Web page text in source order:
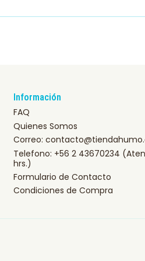
Información
FAQ
Quienes Somos
Correo:
Telefono: +56 2 43670234
hrs.)
Formulario de Contacto
Condiciones de Compra